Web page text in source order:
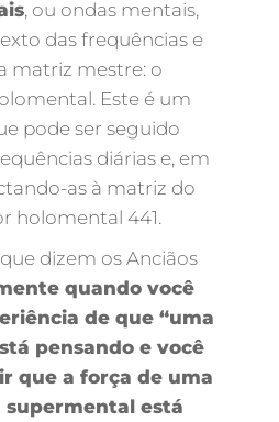
, ou ondas mentais,
das frequências e
matriz mestre: o
Este é um
pode ser seguido
diárias e, em
as à matriz do
holomental 441.
dizem os Anciãos
quando você
de que “uma
pensando e você
que a força de uma
está